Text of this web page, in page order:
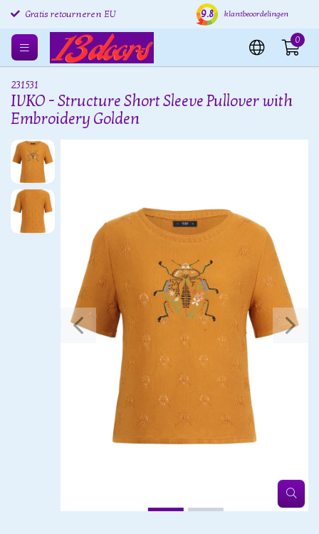
Verzending binnen 24 uur Gratis verzenden EU
9.8 klantbeoordelingen
0
231531
IVKO - Structure Short Sleeve Pullover with
Embroidery Golden